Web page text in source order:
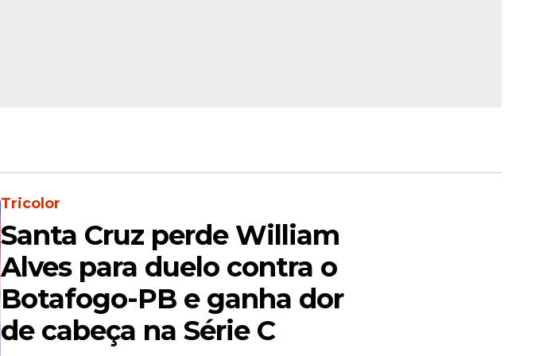
Tricolor
Santa Cruz perde William
Alves para duelo contra o
Botafogo-PB e ganha dor
de cabeça na Série C